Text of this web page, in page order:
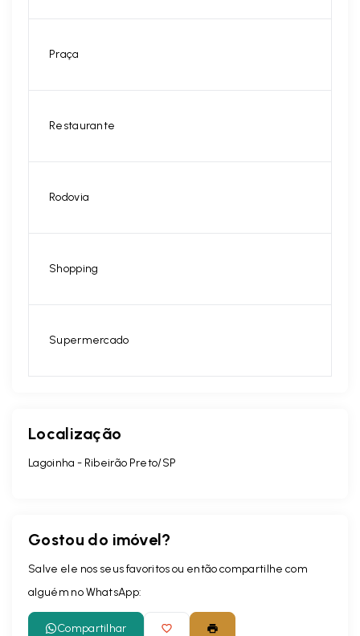
Praça
Restaurante
Rodovia
Shopping
Supermercado
Localização
Lagoinha - Ribeirão Preto/SP
Gostou do imóvel?
Salve ele nos seus favoritos ou então compartilhe com
alguém no WhatsApp:
Compartilhar